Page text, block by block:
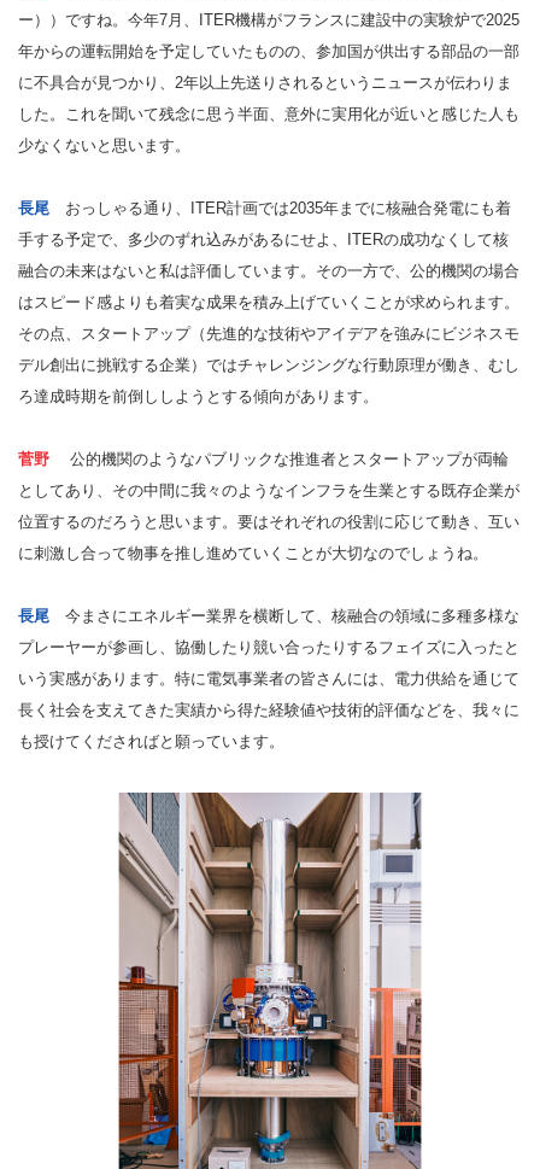
ー））ですね。今年7月、ITER機構がフランスに建設中の実験炉で2025
年からの運転開始を予定していたものの、参加国が供出する部品の一部
に不具合が見つかり、2年以上先送りされるというニュースが伝わりま
した。これを聞いて残念に思う半面、意外に実用化が近いと感じた人も
少なくないと思います。
長尾 おっしゃる通り、ITER計画では2035年までに核融合発電にも着
手する予定で、多少のずれ込みがあるにせよ、ITERの成功なくして核
融合の未来はないと私は評価しています。その一方で、公的機関の場合
はスピード感よりも着実な成果を積み上げていくことが求められます。
その点、スタートアップ（先進的な技術やアイデアを強みにビジネスモ
デル創出に挑戦する企業）ではチャレンジングな行動原理が働き、むし
ろ達成時期を前倒ししようとする傾向があります。
菅野 公的機関のようなパブリックな推進者とスタートアップが両輪
としてあり、その中間に我々のようなインフラを生業とする既存企業が
位置するのだろうと思います。要はそれぞれの役割に応じて動き、互い
に刺激し合って物事を推し進めていくことが大切なのでしょうね。
長尾 今まさにエネルギー業界を横断して、核融合の領域に多種多様な
プレーヤーが参画し、協働したり競い合ったりするフェイズに入ったと
いう実感があります。特に電気事業者の皆さんには、電力供給を通じて
長く社会を支えてきた実績から得た経験値や技術的評価などを、我々に
も授けてくださればと願っています。